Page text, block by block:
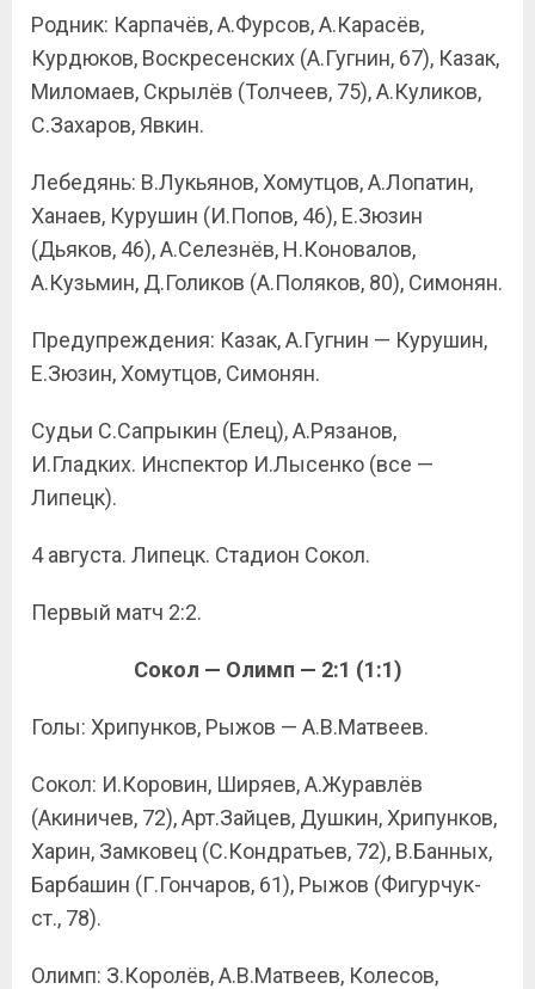
Родник: Карпачёв, А.Фурсов, А.Карасёв,
Курдюков, Воскресенских (А.Гугнин, 67), Казак,
Миломаев, Скрылёв (Толчеев, 75), А.Куликов,
С.Захаров, Явкин.
Лебедянь: В.Лукьянов, Хомутцов, А.Лопатин,
Ханаев, Курушин (И.Попов, 46), Е.Зюзин
(Дьяков, 46), А.Селезнёв, Н.Коновалов,
А.Кузьмин, Д.Голиков (А.Поляков, 80), Симонян.
Предупреждения: Казак, А.Гугнин — Курушин,
Е.Зюзин, Хомутцов, Симонян.
Судьи С.Сапрыкин (Елец), А.Рязанов,
И.Гладких. Инспектор И.Лысенко (все —
Липецк).
4 августа. Липецк. Стадион Сокол.
Первый матч 2:2.
Сокол — Олимп — 2:1 (1:1)
Голы: Хрипунков, Рыжов — А.В.Матвеев.
Сокол: И.Коровин, Ширяев, А.Журавлёв
(Акиничев, 72), Арт.Зайцев, Душкин, Хрипунков,
Харин, Замковец (С.Кондратьев, 72), В.Банных,
Барбашин (Г.Гончаров, 61), Рыжов (Фигурчук-
ст., 78).
Олимп: З.Королёв, А.В.Матвеев, Колесов,